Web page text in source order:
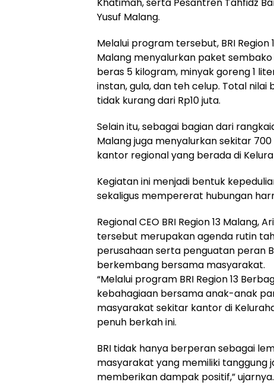
Yusuf Malang.
Melalui program tersebut, BRI Region
Malang menyalurkan paket
beras 5 kilogram, minyak goreng 1
instan, gula, dan teh celup. Total
tidak kurang dari Rp10 juta.
Selain itu, sebagai bagian dari
Malang juga menyalurkan sekitar
kantor regional yang berada di
Kegiatan ini menjadi bentuk
sekaligus mempererat hubungan
Regional CEO BRI Region 13
tersebut merupakan agenda rutin
perusahaan serta penguatan peran
berkembang bersama masyarakat.
“Melalui program BRI Region 13
kebahagiaan bersama anak-anak
masyarakat sekitar kantor di
penuh berkah ini.
BRI tidak hanya berperan sebagai
masyarakat yang memiliki tanggung
memberikan dampak positif,” ujarnya.